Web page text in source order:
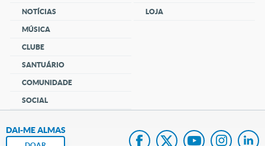
NOTÍCIAS
MÚSICA
CLUBE
SANTUÁRIO
COMUNIDADE
SOCIAL
LOJA
DAI-ME ALMAS